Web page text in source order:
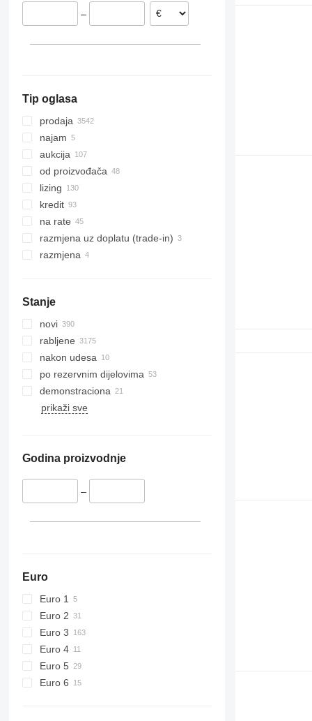
8600
9500
9560
9600
9610
9640
9650
9660
9670 STS
9680
9760 STS
9770
9780
9860 STS
9900
C-series
M-series
W-series
X-series
Nizozemska
Kolumbija
–
Tip oglasa
prodaja
najam
aukcija
od proizvođača
lizing
kredit
na rate
razmjena uz doplatu (trade-in)
razmjena
Stanje
novi
rabljene
nakon udesa
po rezervnim dijelovima
demonstraciona
prikaži sve
Godina proizvodnje
–
Euro
Euro 1
Euro 2
Euro 3
Euro 4
Euro 5
Euro 6